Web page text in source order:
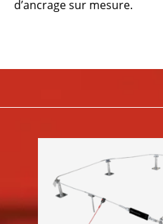
d’ancrage sur mesure.